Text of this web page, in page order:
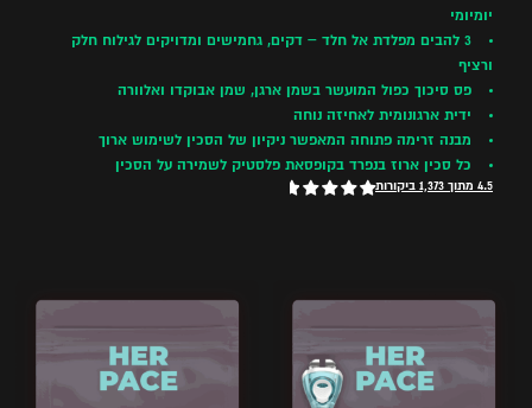
יומיומי
3 להבים מפלדת אל חלד – דקים, גחמישים ומדויקים לגילוח חלק
ורציף
פס סיכוך כפול המועשר בשמן ארגן, שמן אבוקדו ואלוורה
ידית ארגונומית לאחיזה נוחה
מבנה זרימה פתוחה המאפשר ניקיון של הסכין לשימוש ארוך
כל סכין ארוז בנפרד בקופסאת פלסטיק לשמירה על הסכין
4.5 מתוך 1,373 ביקורות